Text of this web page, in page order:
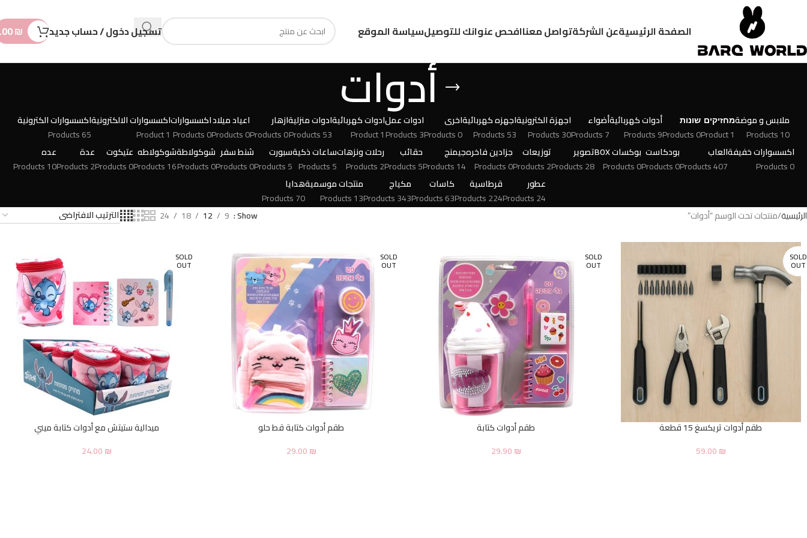
الصفحة الرئيسيةعن الشركةتواصل معناافحص عنوانك للتوصيلسياسة الموقع تسجيل دخول / حساب جديد ₪
أدوات
ملابس و موضة
10 Products
מחזיקים
1 Product
שונות
0 Products
أدوات كهربائية
9 Products
أضواء
7 Products
اجهزة الكترونية
30 Products
اجهزه كهربائية
53 Products
اخرى
0 Products
ادوات عمل
3 Products
ادوات كهربائية
1 Product
ادوات منزلية
53 Products
ازهار
0 Products
اعياد ميلاد
0 Products
اكسسوارات
0 Products
اكسسوارات الالكترونية
1 Product
اكسسوارات الكترونية
65 Products
اكسسوارات خفيفة
0 Products
العاب
407 Products
بودكاست
0 Products
بوكسات BOX
0 Products
تصوير
28 Products
توزيعات
2 Products
جزادين فاخره
0 Products
جيمنج
14 Products
حقائب
5 Products
رحلات ونزهات
2 Products
ساعات ذكية
5 Products
سبورت
5 Products
شنط سفر
0 Products
شوكولاطة
0 Products
شوكولاطه
16 Products
عتيكوت
0 Products
عدة
2 Products
عده
10 Products
عطور
24 Products
قرطاسية
224 Products
كاسات
63 Products
مكياج
343 Products
منتجات موسمية
13 Products
هدايا
70 Products
الرئيسية منتجات تحت الوسم “أدوات” Show
9
12
18
24
SOLD
OUT
طقم أدوات تريكسغ 15 قطعة
59.00₪
SOLD
OUT
طقم أدوات كتابة
29.90₪
SOLD
OUT
طقم أدوات كتابة قط حلو
29.00₪
SOLD
OUT
ميدالية ستيتش مع أدوات كتابة ميني
24.00₪